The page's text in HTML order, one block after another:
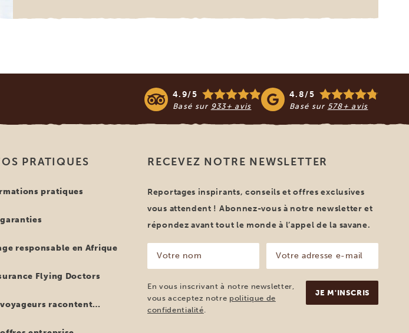
4.9/5
Basé sur 933+ avis
4.8/5
Basé sur 578+ avis
PRATIQUES
pratiques
responsable en Afrique
Flying Doctors
voyageurs racontent…
RECEVEZ NOTRE NEWSLETTER
Reportages inspirants, conseils et offres exclusives
vous attendent ! Abonnez-vous à notre newsletter et
répondez avant tout le monde à l’appel de la savane.
nom
(Nécessaire)
adresse
e-
mail
(Nécessaire)
En vous inscrivant à notre newsletter,
vous acceptez notre politique de
confidentialité.